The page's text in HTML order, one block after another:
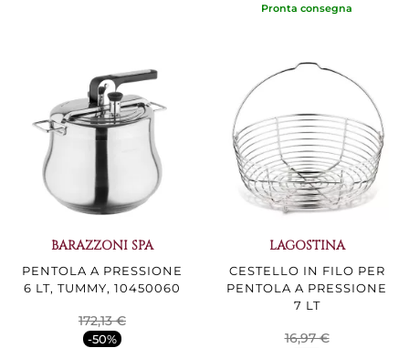
Pronta consegna
BARAZZONI SPA
PENTOLA A PRESSIONE
6 LT, TUMMY, 10450060
172,13 €
-50%
LAGOSTINA
CESTELLO IN FILO PER
PENTOLA A PRESSIONE
7 LT
16,97 €